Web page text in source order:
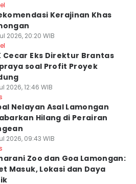
Kerajinan Khas
2026, 20:20 WIB
Cecar Eks Direktur Brantas
soal Profit Proyek
2026, 12:46 WIB
Nelayan Asal Lamongan
Hilang di Perairan
2026, 09:43 WIB
Zoo dan Goa Lamongan:
Masuk, Lokasi dan Daya